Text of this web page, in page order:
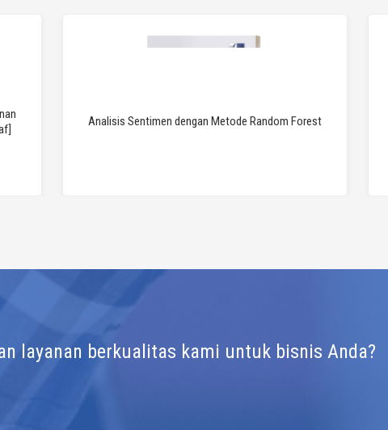
Analisis Sentimen dengan Metode Random Forest
layanan berkualitas kami untuk bisnis Anda?